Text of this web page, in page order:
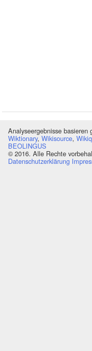
Analyseergebnisse basieren
Wiktionary, Wikisource,
BEOLINGUS
© 2016. Alle Rechte
Datenschutzerklärung